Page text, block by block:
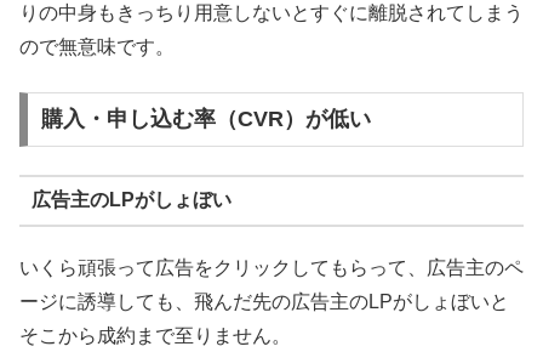
りの中身もきっちり用意しないとすぐに離脱されてしまう
ので無意味です。
購入・申し込む率（CVR）が低い
広告主のLPがしょぼい
いくら頑張って広告をクリックしてもらって、広告主のペ
ージに誘導しても、飛んだ先の広告主のLPがしょぼいと
そこから成約まで至りません。